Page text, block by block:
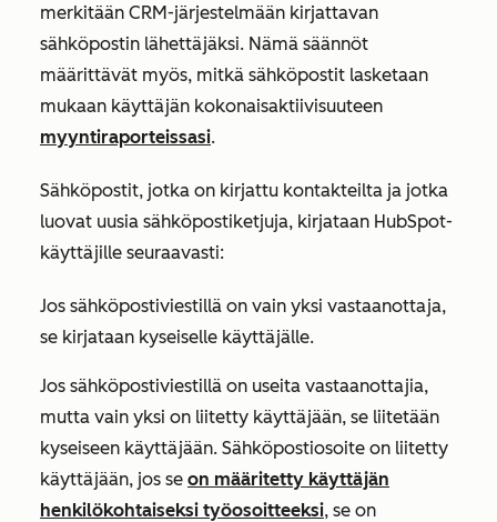
merkitään CRM-järjestelmään kirjattavan
sähköpostin lähettäjäksi. Nämä säännöt
määrittävät myös, mitkä sähköpostit lasketaan
mukaan käyttäjän kokonaisaktiivisuuteen
myyntiraporteissasi.
Sähköpostit, jotka on kirjattu kontakteilta ja jotka
luovat uusia sähköpostiketjuja, kirjataan HubSpot-
käyttäjille seuraavasti:
Jos sähköpostiviestillä on vain yksi vastaanottaja,
se kirjataan kyseiselle käyttäjälle.
Jos sähköpostiviestillä on useita vastaanottajia,
mutta vain yksi on liitetty käyttäjään, se liitetään
kyseiseen käyttäjään. Sähköpostiosoite on liitetty
käyttäjään, jos se on määritetty käyttäjän
henkilökohtaiseksi työosoitteeksi, se on